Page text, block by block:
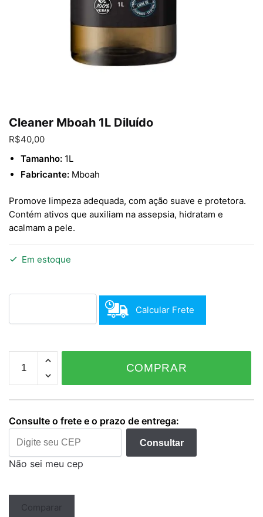
Cleaner Mboah 1L Diluído
R$40,00
Tamanho: 1L
Fabricante: Mboah
Promove limpeza adequada, com ação suave e protetora.
Contém ativos que auxiliam na assepsia, hidratam e
acalmam a pele.
Em estoque
Calcular Frete
Mboah
1L
Diluído
COMPRAR
Consulte o frete e o prazo de entrega:
Consultar
Não sei meu cep
Comparar